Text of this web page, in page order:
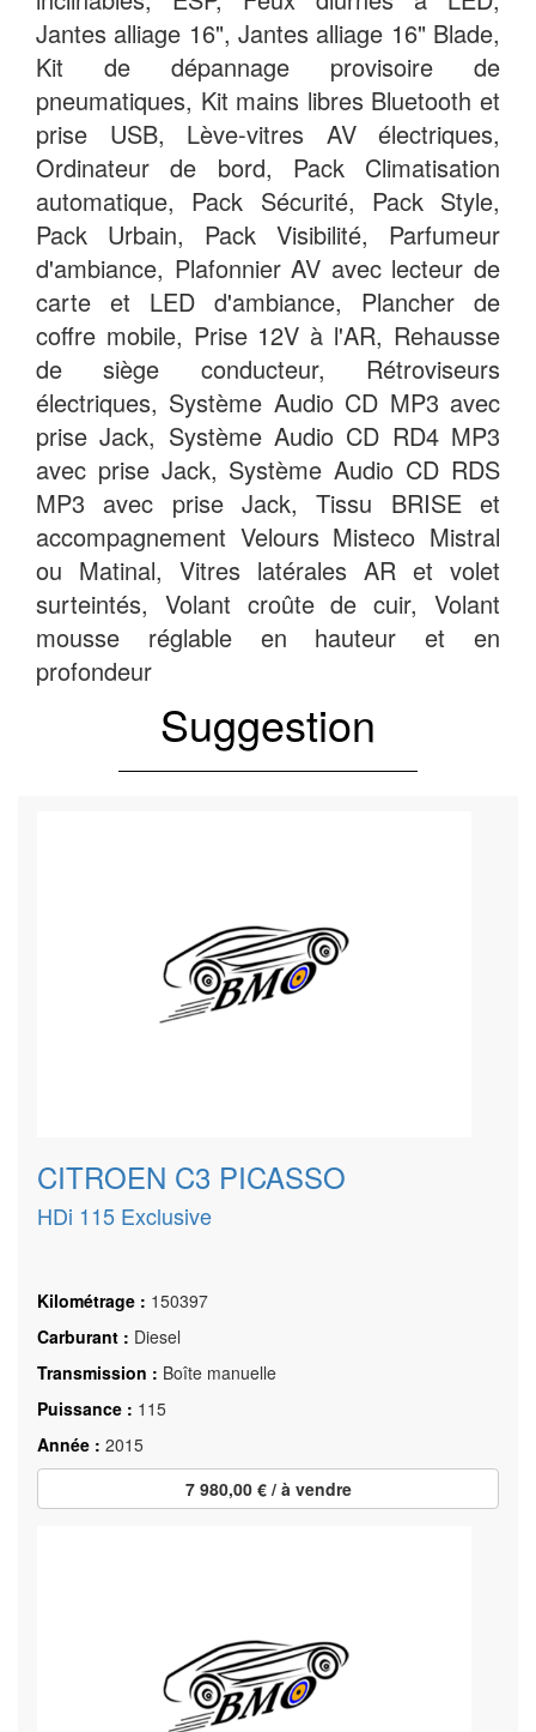
Jantes alliage 16", Jantes alliage 16" Blade,
Kit de dépannage provisoire de
pneumatiques, Kit mains libres Bluetooth et
prise USB, Lève-vitres AV électriques,
Ordinateur de bord, Pack Climatisation
automatique, Pack Sécurité, Pack Style,
Pack Urbain, Pack Visibilité, Parfumeur
d'ambiance, Plafonnier AV avec lecteur de
carte et LED d'ambiance, Plancher de
coffre mobile, Prise 12V à l'AR, Rehausse
de siège conducteur, Rétroviseurs
électriques, Système Audio CD MP3 avec
prise Jack, Système Audio CD RD4 MP3
avec prise Jack, Système Audio CD RDS
MP3 avec prise Jack, Tissu BRISE et
accompagnement Velours Misteco Mistral
ou Matinal, Vitres latérales AR et volet
surteintés, Volant croûte de cuir, Volant
mousse réglable en hauteur et en
profondeur
Suggestion
CITROEN C3 PICASSO
HDi 115 Exclusive
Kilométrage : 150397
Carburant : Diesel
Transmission : Boîte manuelle
Puissance : 115
Année : 2015
7 980,00 € / à vendre